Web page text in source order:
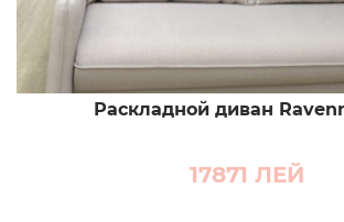
Раскладной диван
17871 ЛЕЙ